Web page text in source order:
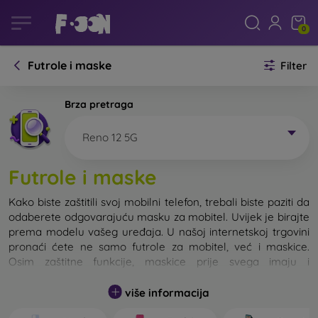
0
Futrole i maske Filter
Brza pretraga
Reno 12 5G
Futrole i maske
Kako biste zaštitili svoj mobilni telefon, trebali biste paziti da
odaberete odgovarajuću masku za mobitel. Uvijek je birajte
prema modelu vašeg uređaja. U našoj internetskoj trgovini
pronaći ćete ne samo futrole za mobitel, već i maskice.
Osim zaštitne funkcije, maskice prije svega imaju i
Maskicu za mobitel možemo također nazvati i stražnjom
više informacija